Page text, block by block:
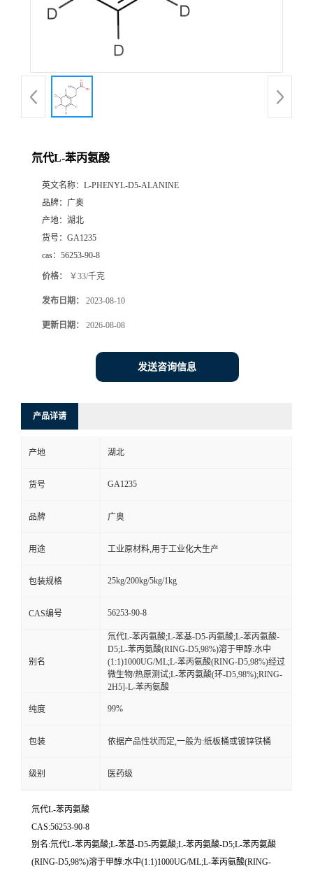
氘代L-苯丙氨酸
英文名称： L-PHENYL-D5-ALANINE
品牌： 广奥
产地： 湖北
货号： GA1235
cas： 56253-90-8
价格： ￥33/千克
发布日期： 2023-08-10
更新日期： 2026-08-08
发送咨询信息
产品详请
产地 湖北
货号 GA1235
品牌 广奥
用途 工业原材料,用于工业化大生产
包装规格 25kg/200kg/5kg/1kg
CAS编号 56253-90-8
别名
氘代L-苯丙氨酸;L-苯基-D5-丙氨酸;L-苯丙氨酸-
D5;L-苯丙氨酸(RING-D5,98%)溶于甲醇:水中
(1:1)1000UG/ML;L-苯丙氨酸(RING-D5,98%)经过
微生物/热原测试;L-苯丙氨酸(环-D5,98%);RING-
2H5]-L-苯丙氨酸
纯度 99%
包装 依据产品性状而定,一般为:纸板桶或镀锌铁桶
级别 医药级
氘代L-苯丙氨酸
CAS:56253-90-8
别名:氘代L-苯丙氨酸;L-苯基-D5-丙氨酸;L-苯丙氨酸-D5;L-苯丙氨酸
(RING-D5,98%)溶于甲醇:水中(1:1)1000UG/ML;L-苯丙氨酸(RING-